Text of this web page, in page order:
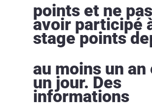
points et ne pas
avoir participé
stage points
au moins un an
un jour. Des
informations